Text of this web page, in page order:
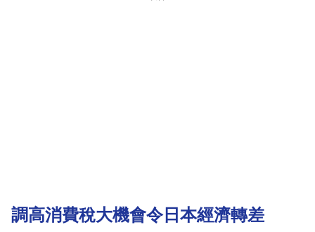
調高消費稅大機會令日本經濟轉差